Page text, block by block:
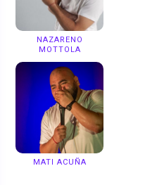
NAZARENO
MOTTOLA
MATI ACUÑA